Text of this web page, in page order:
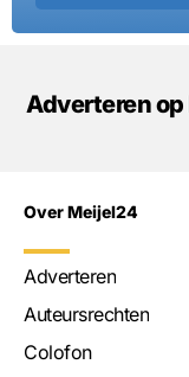
Adverteren
Over Meijel24
Adverteren
Auteursrechten
Colofon